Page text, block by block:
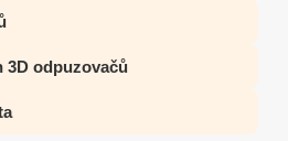
3D odpuzovačů